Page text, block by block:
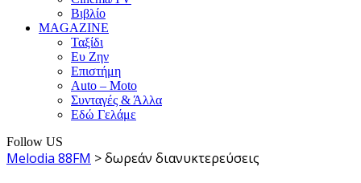
Βιβλίο
MAGAZINE
Ταξίδι
Ευ Ζην
Επιστήμη
Auto – Moto
Συνταγές & Άλλα
Εδώ Γελάμε
Follow US
Melodia 88FM >δωρεάν διανυκτερεύσεις